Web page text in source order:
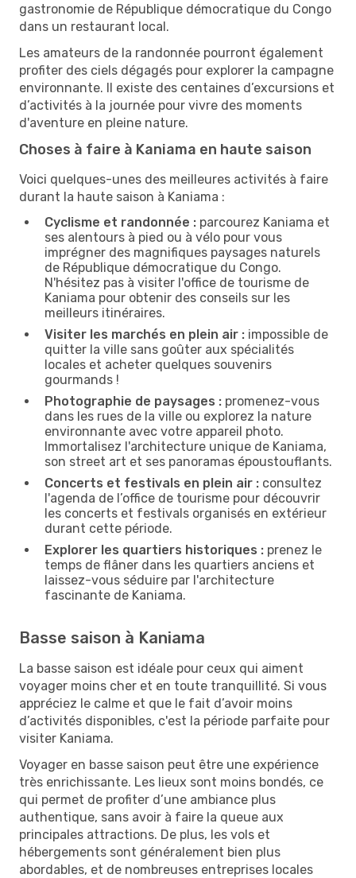
gastronomie de République démocratique du Congo
dans un restaurant local.
Les amateurs de la randonnée pourront également
profiter des ciels dégagés pour explorer la campagne
environnante. Il existe des centaines d’excursions et
d’activités à la journée pour vivre des moments
d'aventure en pleine nature.
Choses à faire à Kaniama en haute saison
Voici quelques-unes des meilleures activités à faire
durant la haute saison à Kaniama :
Cyclisme et randonnée : parcourez Kaniama et
ses alentours à pied ou à vélo pour vous
imprégner des magnifiques paysages naturels
de République démocratique du Congo.
N'hésitez pas à visiter l'office de tourisme de
Kaniama pour obtenir des conseils sur les
meilleurs itinéraires.
Visiter les marchés en plein air : impossible de
quitter la ville sans goûter aux spécialités
locales et acheter quelques souvenirs
gourmands !
Photographie de paysages : promenez-vous
dans les rues de la ville ou explorez la nature
environnante avec votre appareil photo.
Immortalisez l'architecture unique de Kaniama,
son street art et ses panoramas époustouflants.
Concerts et festivals en plein air : consultez
l'agenda de l’office de tourisme pour découvrir
les concerts et festivals organisés en extérieur
durant cette période.
Explorer les quartiers historiques : prenez le
temps de flâner dans les quartiers anciens et
laissez-vous séduire par l'architecture
fascinante de Kaniama.
Basse saison à Kaniama
La basse saison est idéale pour ceux qui aiment
voyager moins cher et en toute tranquillité. Si vous
appréciez le calme et que le fait d’avoir moins
d’activités disponibles, c'est la période parfaite pour
visiter Kaniama.
Voyager en basse saison peut être une expérience
très enrichissante. Les lieux sont moins bondés, ce
qui permet de profiter d’une ambiance plus
authentique, sans avoir à faire la queue aux
principales attractions. De plus, les vols et
hébergements sont généralement bien plus
abordables, et de nombreuses entreprises locales